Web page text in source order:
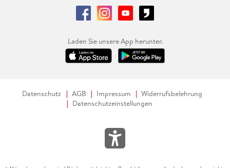
Laden Sie unsere App herunter.
Datenschutz AGB Impressum
Widerrufsbelehrung
Datenschutzeinstellungen